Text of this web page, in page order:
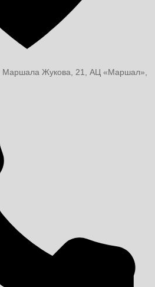
Маршала Жукова, 21, АЦ «Маршал»,